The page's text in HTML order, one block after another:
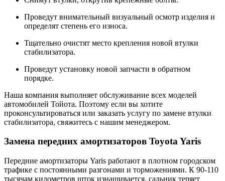
Проведут внимательный визуальный осмотр изделия и
определят степень его износа.
Тщательно очистят место крепления новой втулки
стабилизатора.
Проведут установку новой запчасти в обратном
порядке.
Наша компания выполняет обслуживание всех моделей
автомобилей Тойота. Поэтому если вы хотите
проконсультироваться или заказать услугу по замене втулки
стабилизатора, свяжитесь с нашим менеджером.
Замена передних амортизаторов Toyota Yaris
Передние амортизаторы Yaris работают в плотном городском
трафике с постоянными разгонами и торможениями. К 90-110
тысячам километров шток изнашивается, сальник теряет